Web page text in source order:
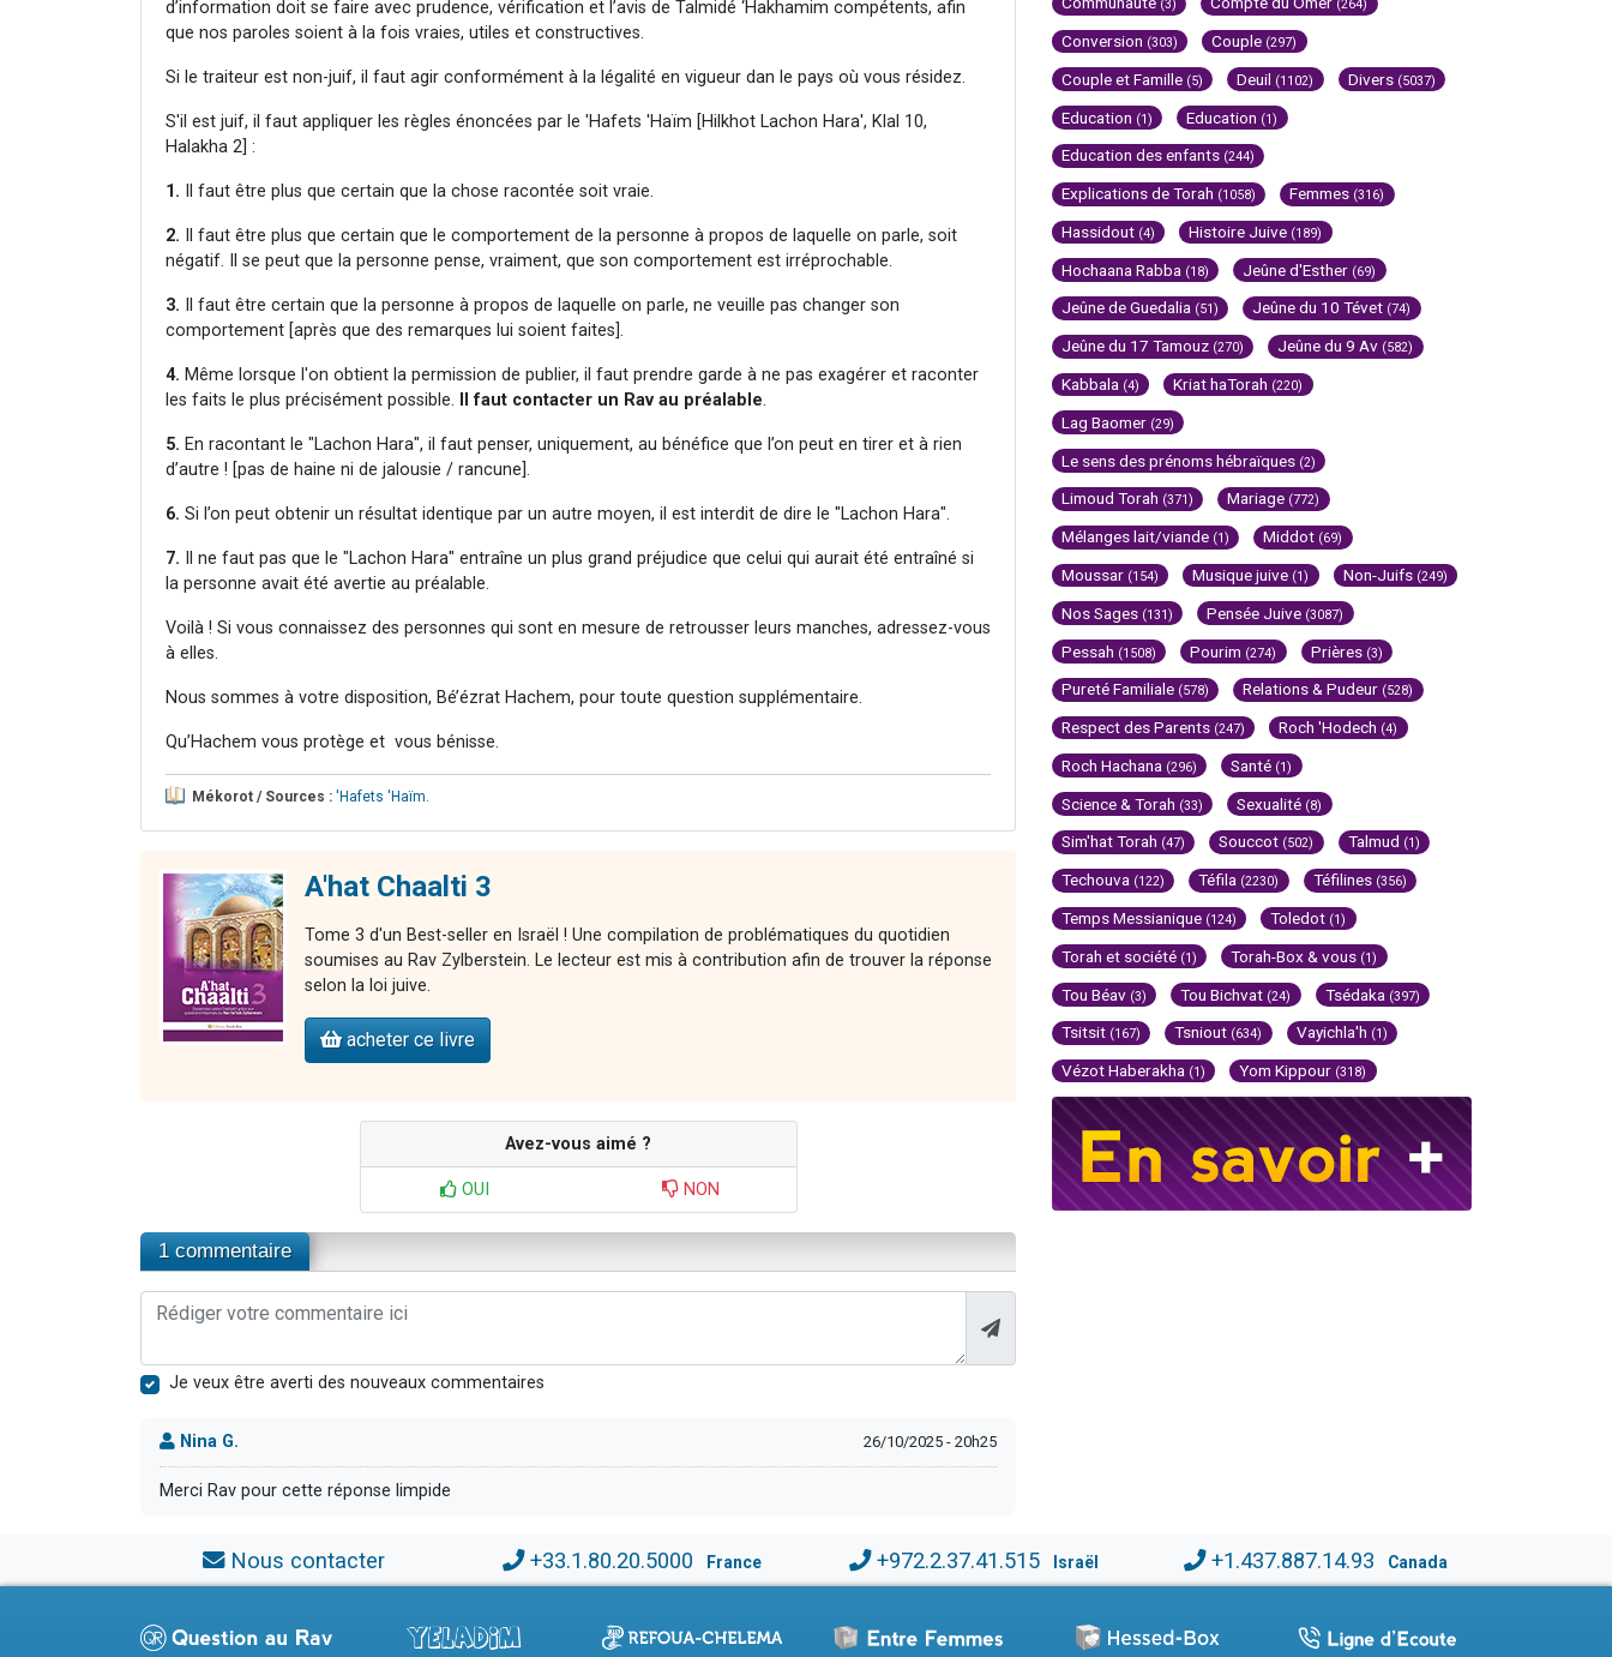
d’information doit se faire avec prudence, vérification et l’avis de Talmidé ‘Hakhamim compétents, afin
que nos paroles soient à la fois vraies, utiles et constructives.
Si le traiteur est non-juif, il faut agir conformément à la légalité en vigueur dan le pays où vous résidez.
S'il est juif, il faut appliquer les règles énoncées par le 'Hafets 'Haïm [Hilkhot Lachon Hara', Klal 10,
Halakha 2] :
1. Il faut être plus que certain que la chose racontée soit vraie.
2. Il faut être plus que certain que le comportement de la personne à propos de laquelle on parle, soit
négatif. Il se peut que la personne pense, vraiment, que son comportement est irréprochable.
3. Il faut être certain que la personne à propos de laquelle on parle, ne veuille pas changer son
comportement [après que des remarques lui soient faites].
4. Même lorsque l'on obtient la permission de publier, il faut prendre garde à ne pas exagérer et raconter
les faits le plus précisément possible.
Il faut contacter un Rav au préalable.
5. En racontant le "Lachon Hara", il faut penser, uniquement, au bénéfice que l’on peut en tirer et à rien
d’autre ! [pas de haine ni de jalousie / rancune].
6. Si l’on peut obtenir un résultat identique par un autre moyen, il est interdit de dire le "Lachon Hara".
7. Il ne faut pas que le "Lachon Hara" entraîne un plus grand préjudice que celui qui aurait été entraîné si
la personne avait été avertie au préalable.
Voilà ! Si vous connaissez des personnes qui sont en mesure de retrousser leurs manches, adressez-vous
à elles.
Nous sommes à votre disposition, Bé’ézrat Hachem, pour toute question supplémentaire.
Qu’Hachem vous protège et vous bénisse.
Mékorot / Sources : 'Hafets 'Haïm
A'hat Chaalti 3
Tome 3 d'un Best-seller en Israël ! Une compilation de problématiques du quotidien
soumises au Rav Zylberstein. Le lecteur est mis à contribution afin de trouver la réponse
selon la loi juive.
acheter ce livre
Avez-vous aimé ?
OUI NON
1 commentaire
Je veux être averti des nouveaux commentaires
Nina G. 26/10/2025 - 20h25
Merci Rav pour cette réponse limpide
(3) (264)
Conversion (303) Couple (297)
Couple et Famille (5) Deuil (1102) Divers (5037)
Education (1) Education (1)
Education des enfants (244)
Explications de Torah (1058) Femmes (316)
Hassidout (4) Histoire Juive (189)
Hochaana Rabba (18) Jeûne d'Esther (69)
Jeûne de Guedalia (51) Jeûne du 10 Tévet (74)
Jeûne du 17 Tamouz (270) Jeûne du 9 Av (582)
Kabbala (4) Kriat haTorah (220)
Lag Baomer (29)
Le sens des prénoms hébraïques (2)
Limoud Torah (371) Mariage (772)
Mélanges lait/viande (1) Middot (69)
Moussar (154) Musique juive (1) Non-Juifs (249)
Nos Sages (131) Pensée Juive (3087)
Pessah (1508) Pourim (274) Prières (3)
Pureté Familiale (578) Relations & Pudeur (528)
Respect des Parents (247) Roch 'Hodech (4)
Roch Hachana (296) Santé (1)
Science & Torah (33) Sexualité (8)
Sim'hat Torah (47) Souccot (502) Talmud (1)
Techouva (122) Téfila (2230) Téfilines (356)
Temps Messianique (124) Toledot (1)
Torah et société (1) Torah-Box & vous (1)
Tou Béav (3) Tou Bichvat (24) Tsédaka (397)
Tsitsit (167) Tsniout (634) Vayichla'h (1)
Vézot Haberakha (1) Yom Kippour (318)
Nous contacter +33.1.80.20.5000 France +972.2.37.41.515 Israël +1.437.887.14.93 Canada